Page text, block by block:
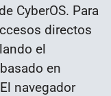
CyberOS. Para
directos
el
en
navegador